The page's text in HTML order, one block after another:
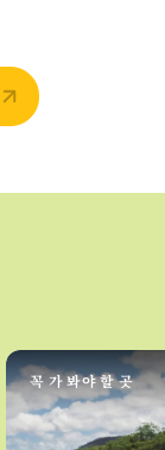
꼭 가 봐야 할 곳